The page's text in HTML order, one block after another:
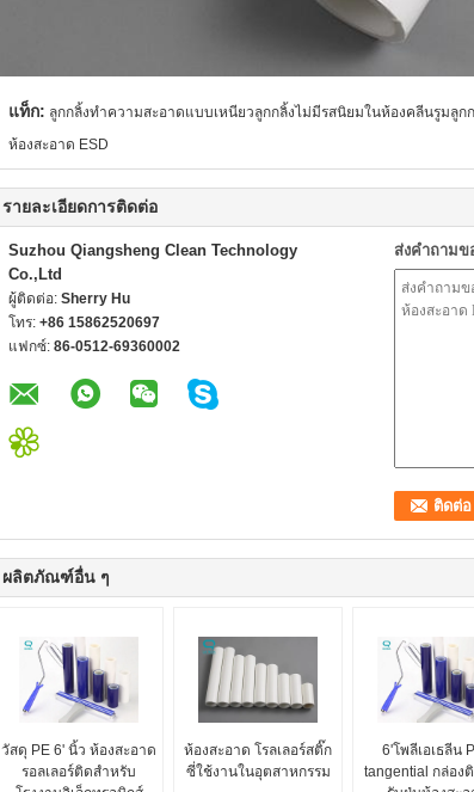
แท็ก: ลูกกลิ้งทำความสะอาดแบบเหนียวลูกกลิ้งไม่มีรสนิยมในห้องคลีนรูมลู
ห้องสะอาด ESD
รายละเอียดการติดต่อ
Suzhou Qiangsheng Clean Technology
Co.,Ltd
ผู้ติดต่อ: Sherry Hu
โทร: +86 15862520697
แฟกซ์: 86-0512-69360002
ส่งคำถามข
ผลิตภัณฑ์อื่น ๆ
วัสดุ PE 6' นิ้ว ห้องสะอาด
รอลเลอร์ติดสําหรับ
ห้องสะอาด โรลเลอร์สติ๊ก
ซี่ใช้งานในอุตสาหกรรม
6'โพลีเอเธลีน
tangential กล่อง